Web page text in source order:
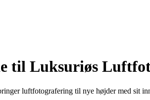
til Luksuriøs
luftfotografering til nye højder med sit